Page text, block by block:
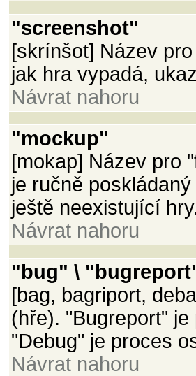
"screenshot"
[skrínšot] Název
jak hra vypadá,
Návrat nahoru
"mockup"
[mokap] Název pro
je ručně
ještě neexistující
Návrat nahoru
"bug" \
[bag, bagriport,
(hře). "Bugreport"
"Debug" je proces
Návrat nahoru